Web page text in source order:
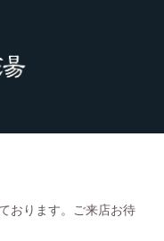
おります。ご来店お待